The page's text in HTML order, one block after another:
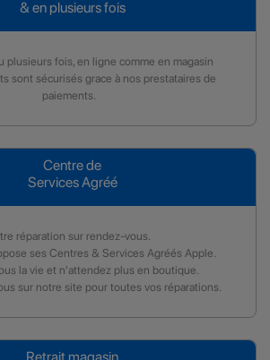
& en plusieurs fois
plusieurs fois, en ligne comme en magasin
sont sécurisés grace à nos prestataires de
paiements.
Centre de
Services Agréé
réparation sur rendez-vous.
ses Centres & Services Agréés Apple.
la vie et n'attendez plus en boutique.
sur notre site pour toutes vos réparations.